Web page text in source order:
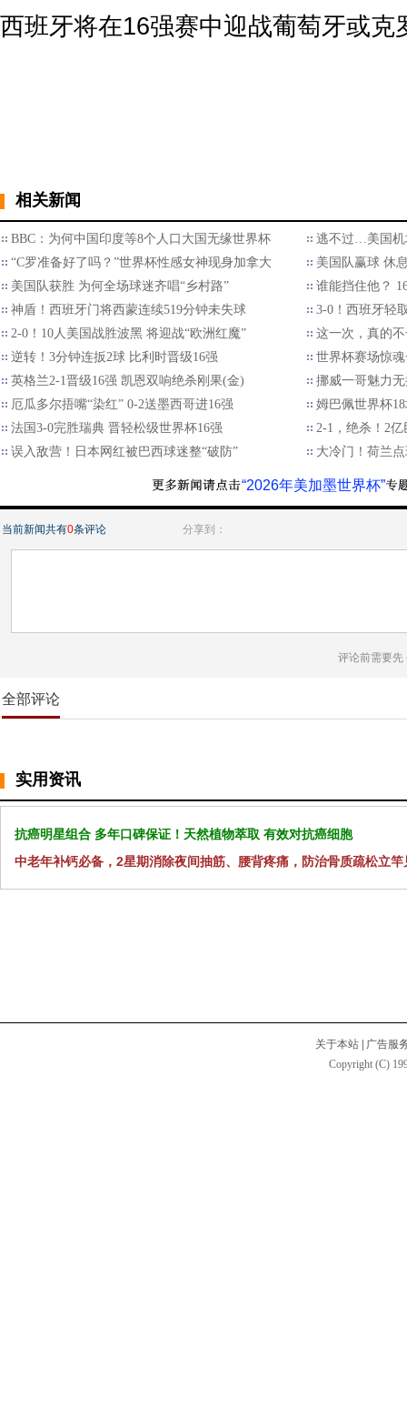
西班牙将在16强赛中迎战葡萄牙或克
相关新闻
BBC：为何中国印度等8个人口大国无缘世界杯
逃不过…美国机
“C罗准备好了吗？”世界杯性感女神现身加拿大
美国队赢球 休
美国队获胜 为何全场球迷齐唱“乡村路”
谁能挡住他？
神盾！西班牙门将西蒙连续519分钟未失球
3-0！西班牙轻
2-0！10人美国战胜波黑 将迎战“欧洲红魔”
这一次，真的
逆转！3分钟连扳2球 比利时晋级16强
世界杯赛场惊
英格兰2-1晋级16强 凯恩双响绝杀刚果(金)
挪威一哥魅力
厄瓜多尔捂嘴“染红” 0-2送墨西哥进16强
姆巴佩世界杯
法国3-0完胜瑞典 晋轻松级世界杯16强
2-1，绝杀！2
误入敌营！日本网红被巴西球迷整“破防”
大冷门！荷兰
“2026年美加墨世界杯”
当前新闻共有0条评论 分享到：
评论前需要先
全部评论
实用资讯
抗癌明星组合 多年口碑保证！天然植物萃取 有效对抗癌细胞
中老年补钙必备，2星期消除夜间抽筋、腰背疼痛，防治骨质疏松立竿
关于本站
广告服
Copyright (C)